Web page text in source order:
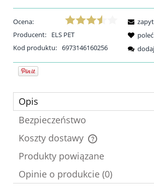
Ocena:
Producent:
ELS PET
Kod produktu: 6973146160256
Opis
Bezpieczeństwo
Koszty dostawy
Cena nie zawiera ewentualnych kosztów
Produkty powiązane
Opinie o produkcie (0)